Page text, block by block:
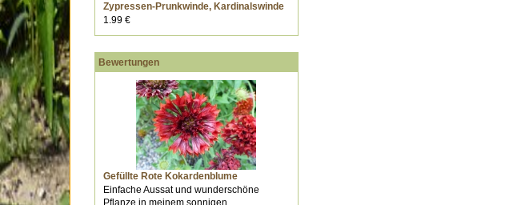
Zypressen-Prunkwinde, Kardinalswinde
1.99 €
Bewertungen
Gefüllte Rote Kokardenblume
Einfache Aussat und wunderschöne
Pflanze in meinem sonnigen ...